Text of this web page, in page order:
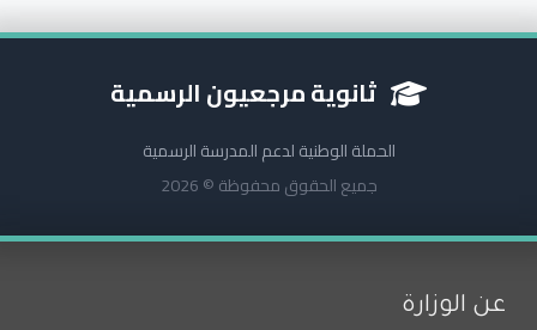
ثانوية مرجعيون الرسمية
الحملة الوطنية لدعم المدرسة الرسمية
جميع الحقوق محفوظة © 2026
عن الوزارة